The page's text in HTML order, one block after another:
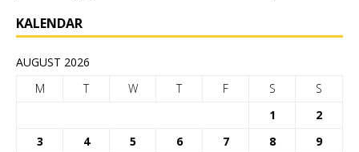
KALENDAR
AUGUST 2026
M
T W T F S
S
1
2
3
4 5 6 7 8
9